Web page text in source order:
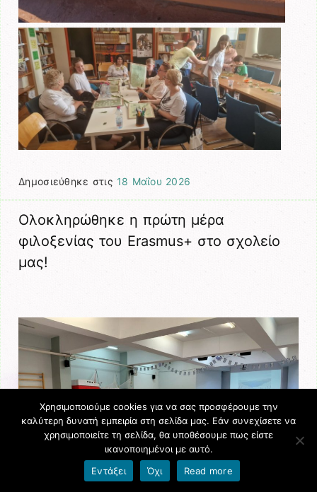
Δημοσιεύθηκε στις 18 Μαΐου 2026
Ολοκληρώθηκε η πρώτη μέρα
φιλοξενίας του Erasmus+ στο σχολείο
μας!
Χρησιμοποιούμε cookies για να σας προσφέρουμε την
καλύτερη δυνατή εμπειρία στη σελίδα μας. Εάν συνεχίσετε να
χρησιμοποιείτε τη σελίδα, θα υποθέσουμε πως είστε
ικανοποιημένοι με αυτό.
Εντάξει
Όχι Read more